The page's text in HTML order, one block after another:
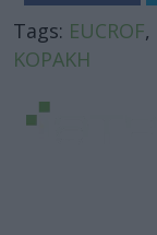
Tags: EUCROF,
ΚΟΡΑΚΗ